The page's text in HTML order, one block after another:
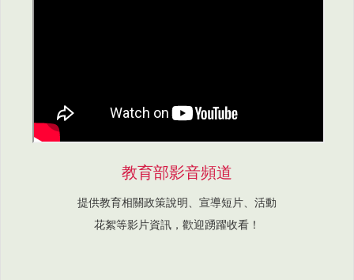
教育部影音頻道
提供教育相關政策說明、宣導短片、活動
花絮等影片資訊，歡迎踴躍收看！